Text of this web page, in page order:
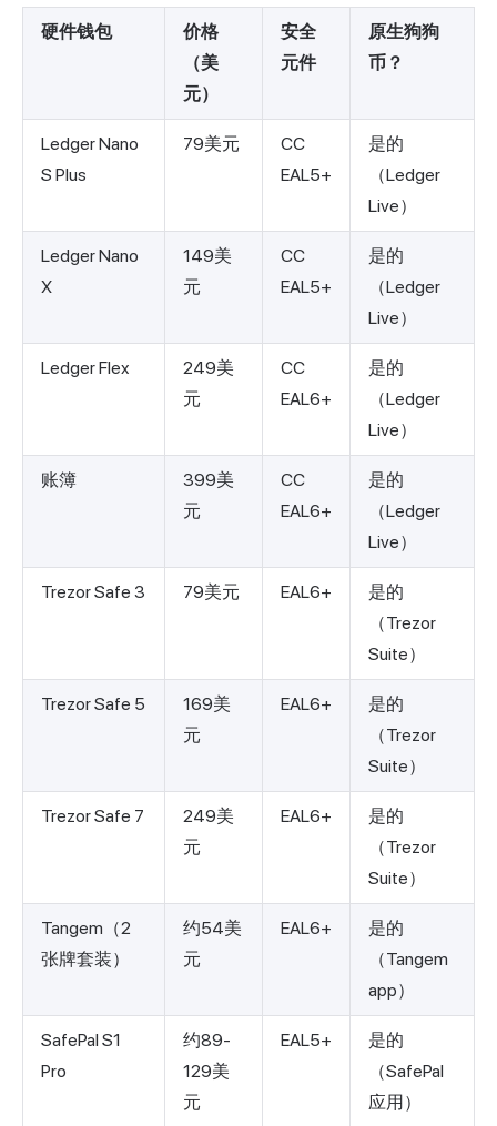
硬件钱包
价格
（美
元）
安全
元件
原生狗狗
币？
Ledger Nano
S Plus
79美元
CC
EAL5+
是的
（Ledger
Live）
Ledger Nano
X
149美
元
CC
EAL5+
是的
（Ledger
Live）
Ledger Flex
249美
元
CC
EAL6+
是的
（Ledger
Live）
账簿
399美
元
CC
EAL6+
是的
（Ledger
Live）
Trezor Safe 3 79美元 EAL6+
是的
（Trezor
Suite）
Trezor Safe 5
169美
元
EAL6+
是的
（Trezor
Suite）
Trezor Safe 7
249美
元
EAL6+
是的
（Trezor
Suite）
Tangem（2
张牌套装）
约54美
元
EAL6+
是的
（Tangem
app）
SafePal S1
Pro
约89-
129美
元
EAL5+
是的
（SafePal
应用）